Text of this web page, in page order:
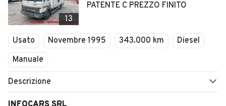
13
PATENTE C PREZZO FINITO
Usato Novembre 1995 343.000 km
Diesel
Manuale
Descrizione